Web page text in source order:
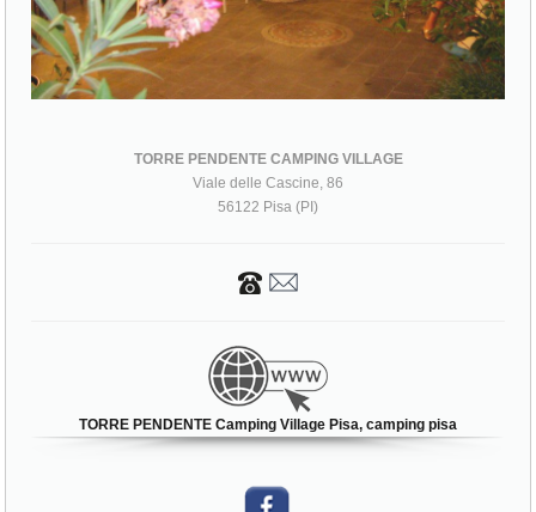
TORRE PENDENTE CAMPING VILLAGE
Viale delle Cascine, 86
56122 Pisa (PI)
TORRE PENDENTE Camping Village Pisa, camping pisa